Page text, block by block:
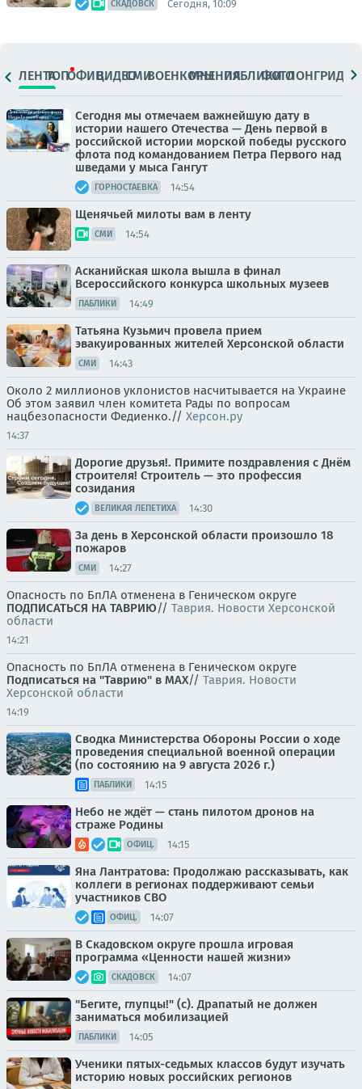
СКАДОВСК Сегодня, 10:09
ЛЕНТАТОПОФИЦ.ВИДЕОСМИВОЕНКОРЫМНЕНИЯПАБЛИКИ
ФОТОЛОНГРИДЫ
Сегодня мы отмечаем важнейшую дату в
истории нашего Отечества — День первой в
российской истории морской победы русского
флота под командованием Петра Первого над
шведами у мыса Гангут
ГОРНОСТАЕВКА 14:54
Щенячьей милоты вам в ленту
СМИ 14:54
Асканийская школа вышла в финал
Всероссийского конкурса школьных музеев
ПАБЛИКИ 14:49
Татьяна Кузьмич провела прием
эвакуированных жителей Херсонской области
СМИ 14:43
Около 2 миллионов уклонистов насчитывается на Украине
Об этом заявил член комитета Рады по вопросам
нацбезопасности Федиенко.// Херсон.ру
14:37
Дорогие друзья!. Примите поздравления с Днём
строителя! Строитель — это профессия
созидания
ВЕЛИКАЯ ЛЕПЕТИХА 14:30
За день в Херсонской области произошло 18
пожаров
СМИ 14:27
Опасность по БпЛА отменена в Геническом округе
ПОДПИСАТЬСЯ НА ТАВРИЮ// Таврия. Новости Херсонской
области
14:21
Опасность по БпЛА отменена в Геническом округе
Подписаться на "Таврию" в MAX// Таврия. Новости
Херсонской области
14:19
Сводка Министерства Обороны России о ходе
проведения специальной военной операции
(по состоянию на 9 августа 2026 г.)
ПАБЛИКИ 14:15
Небо не ждёт — стань пилотом дронов на
страже Родины
ОФИЦ. 14:15
Яна Лантратова: Продолжаю рассказывать, как
коллеги в регионах поддерживают семьи
участников СВО
ОФИЦ. 14:07
В Скадовском округе прошла игровая
программа «Ценности нашей жизни»
СКАДОВСК 14:07
"Бегите, глупцы!" (с). Драпатый не должен
заниматься мобилизацией
ПАБЛИКИ 14:05
Ученики пятых-седьмых классов будут изучать
историю новых российских регионов